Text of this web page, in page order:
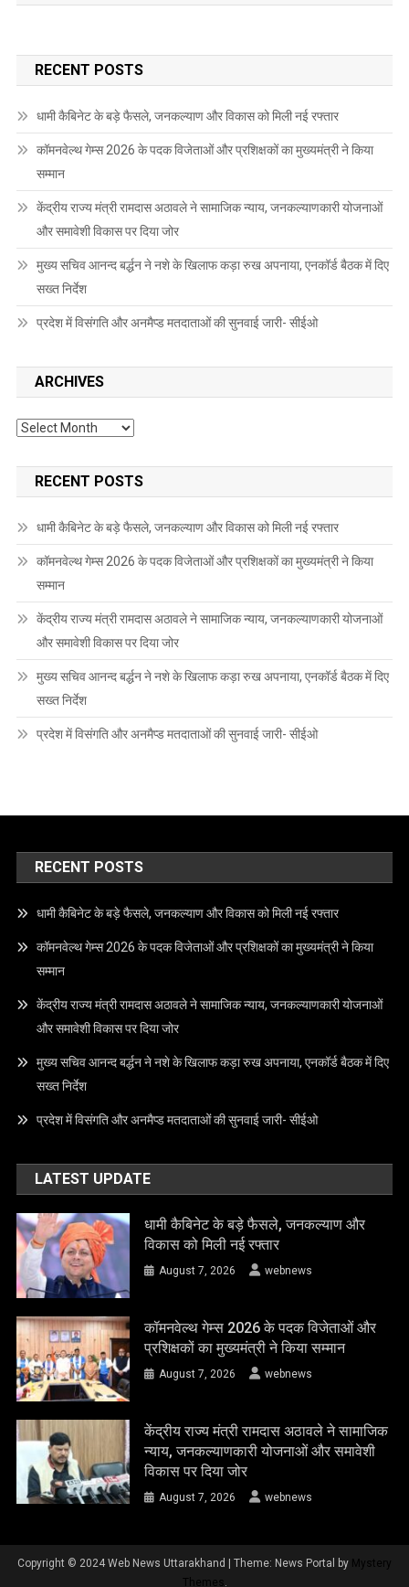
RECENT POSTS
धामी कैबिनेट के बड़े फैसले, जनकल्याण और विकास को मिली नई रफ्तार
कॉमनवेल्थ गेम्स 2026 के पदक विजेताओं और प्रशिक्षकों का मुख्यमंत्री ने किया
सम्मान
केंद्रीय राज्य मंत्री रामदास अठावले ने सामाजिक न्याय, जनकल्याणकारी योजनाओं
और समावेशी विकास पर दिया जोर
मुख्य सचिव आनन्द बर्द्धन ने नशे के खिलाफ कड़ा रुख अपनाया, एनकॉर्ड बैठक में दिए
सख्त निर्देश
प्रदेश में विसंगति और अनमैप्ड मतदाताओं की सुनवाई जारी- सीईओ
ARCHIVES
Archives
RECENT POSTS
धामी कैबिनेट के बड़े फैसले, जनकल्याण और विकास को मिली नई रफ्तार
कॉमनवेल्थ गेम्स 2026 के पदक विजेताओं और प्रशिक्षकों का मुख्यमंत्री ने किया
सम्मान
केंद्रीय राज्य मंत्री रामदास अठावले ने सामाजिक न्याय, जनकल्याणकारी योजनाओं
और समावेशी विकास पर दिया जोर
मुख्य सचिव आनन्द बर्द्धन ने नशे के खिलाफ कड़ा रुख अपनाया, एनकॉर्ड बैठक में दिए
सख्त निर्देश
प्रदेश में विसंगति और अनमैप्ड मतदाताओं की सुनवाई जारी- सीईओ
RECENT POSTS
धामी कैबिनेट के बड़े फैसले, जनकल्याण और विकास को मिली नई रफ्तार
कॉमनवेल्थ गेम्स 2026 के पदक विजेताओं और प्रशिक्षकों का मुख्यमंत्री ने किया
सम्मान
केंद्रीय राज्य मंत्री रामदास अठावले ने सामाजिक न्याय, जनकल्याणकारी योजनाओं
और समावेशी विकास पर दिया जोर
मुख्य सचिव आनन्द बर्द्धन ने नशे के खिलाफ कड़ा रुख अपनाया, एनकॉर्ड बैठक में दिए
सख्त निर्देश
प्रदेश में विसंगति और अनमैप्ड मतदाताओं की सुनवाई जारी- सीईओ
LATEST UPDATE
धामी कैबिनेट के बड़े फैसले, जनकल्याण और
विकास को मिली नई रफ्तार
August 7, 2026 webnews
कॉमनवेल्थ गेम्स 2026 के पदक विजेताओं और
प्रशिक्षकों का मुख्यमंत्री ने किया सम्मान
August 7, 2026 webnews
केंद्रीय राज्य मंत्री रामदास अठावले ने सामाजिक
न्याय, जनकल्याणकारी योजनाओं और समावेशी
विकास पर दिया जोर
August 7, 2026 webnews
Copyright © 2024 Web News Uttarakhand | Theme: News Portal by Mystery
Themes